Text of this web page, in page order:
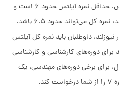
داشته باشند. برای دوره لیسانس، حداقل نمره آیلتس حدود ۶ است و
کل می‌تواند حدود ۶.۵ باشد.
داوطلبان باید نمره کل آیلتس
برای دوره‌های کارشناسی و کارشناسی
بااین‌حال، برای برخی دوره‌های مهندسی، یک